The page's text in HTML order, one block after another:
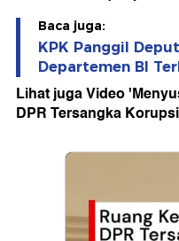
Baca juga:
KPK Panggil
Departemen BI
Lihat juga Video
DPR Tersangka